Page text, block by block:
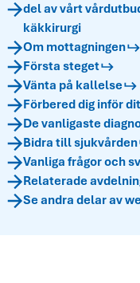
del av vårt
käkkirurgi
Om mottagningen
Första steget
Vänta på kallelse
Förbered dig inför
De vanligaste
Bidra till sjukvården
Vanliga frågor och
Relaterade
Se andra delar av